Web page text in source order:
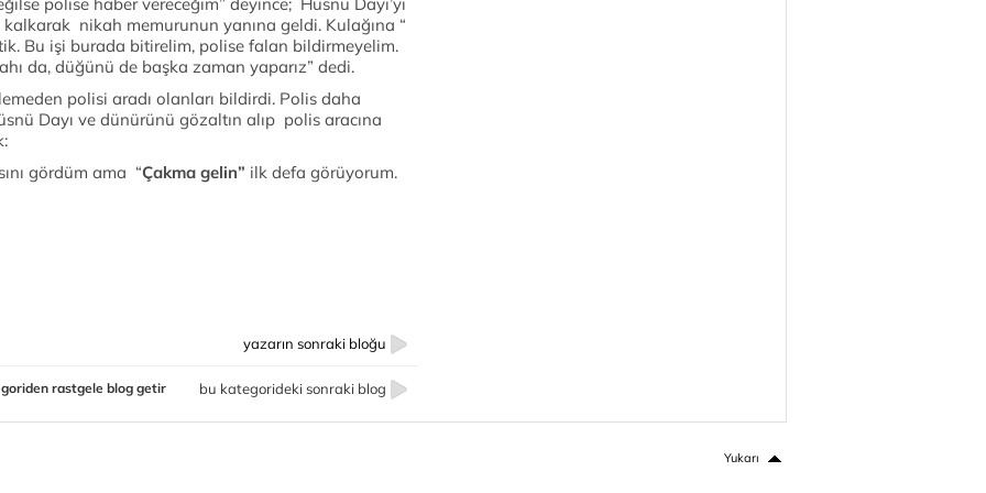
nikah memurunun yanına geldi. Kulağına “
Bu işi burada bitirelim, polise falan bildirmeyelim.
da, düğünü de başka zaman yaparız” dedi.
polisi aradı olanları bildirdi. Polis daha
Dayı ve dünürünü gözaltın alıp polis aracına
gördüm ama “Çakma gelin” ilk defa görüyorum.
yazarın sonraki bloğu
bu kategorideki sonraki blog
rastgele blog getir
Yukarı